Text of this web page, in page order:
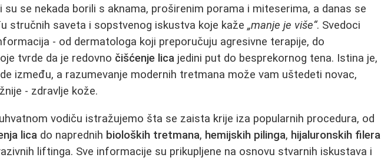
su se nekada borili s aknama, proširenim porama i miteserima, a danas se
stručnih saveta i sopstvenog iskustva koje kaže„manje je više“. Svedoci
- od dermatologa koji preporučuju agresivne terapije, do
tvrde da je redovno čišćenje lica jedini put do besprekornog tena. Istina je,
između, a razumevanje modernih tretmana može vam uštedeti novac,
- zdravlje kože.
vodiču istražujemo šta se zaista krije iza popularnih procedura, od
lica do naprednih bioloških tretmana, hemijskih pilinga, hijaluronskih filera
liftinga. Sve informacije su prikupljene na osnovu stvarnih iskustava i